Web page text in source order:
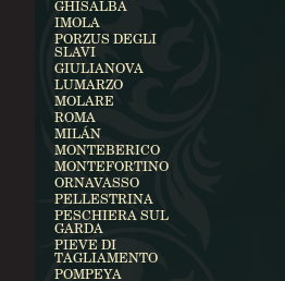
GHISALBA
IMOLA
PORZUS DEGLI
SLAVI
GIULIANOVA
LUMARZO
MOLARE
ROMA
MILÁN
MONTEBERICO
MONTEFORTINO
ORNAVASSO
PELLESTRINA
PESCHIERA SUL
GARDA
PIEVE DI
TAGLIAMENTO
POMPEYA